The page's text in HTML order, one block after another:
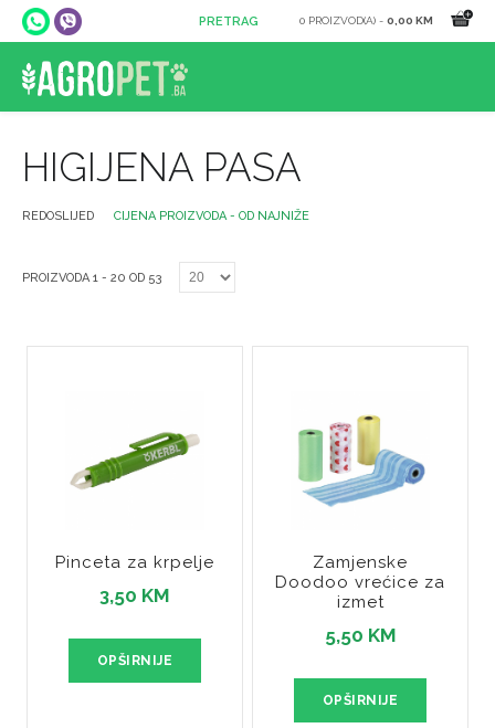
0 PROIZVOD(A) - 0,00 KM
HIGIJENA PASA
REDOSLIJED CIJENA PROIZVODA - OD NAJNIŽE
PROIZVODA 1 - 20 OD 53
Pinceta za krpelje
3,50 KM
OPŠIRNIJE
Zamjenske
Doodoo vrećice za
izmet
5,50 KM
OPŠIRNIJE